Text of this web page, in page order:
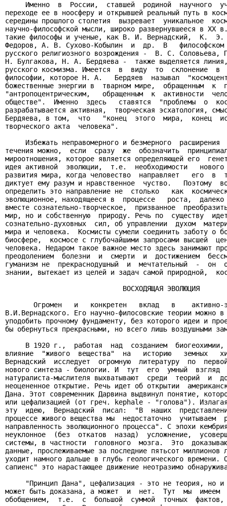
Именно  в  России,  ставшей  родиной  научного
переходе ее в ноосферу и открывшей реальный путь в
середины прошлого столетия  вызревает  уникальное
научно-философской мысли, широко развернувшееся в
такие философы и ученые, как В. И. Вернадский,  К.
Федоров, А. В. Сухово-Кобылин  и  др.  В   философском
русского религиозного возрождения -  В. С.
Н. Булгакова, Н. А. Бердяева -  также выделяется
русского космизма. Имеется  в  виду  то  склонение  в
философии, которое Н. А.   Бердяев  называл
божественные энергии в  тварном мире,  обращенным  к
"антропоцентрическим,   обращенным  к  активности
обществе".  Именно  здесь   ставятся  "проблемы  о
разрабатывается активная,  творческая эсхатология,
Бердяева, в том,  что   "конец  этого  мира,  конец
творческого акта  человека".
Избежать неправомерного и безмерного  расширения
течения можно,  если  сразу  же  обозначить
мироотношения, которое является определяющей его
идея активной  эволюции,  т.е.  необходимости   нового
развития мира, когда человество  направляет   его  в
диктует ему разум и нравственное  чуство.   Поэтому
определить это направление не  столько   как
эволюционное, находящееся в  процессе   роста,
вместе сознательно-творческое,  призванное
мир, но и собственную  природу. Речь по  существу
сознательно-духовных  сил, об управлении  духом
мира и человека.  Космисты сумели соединить заботу о
биосфере,  космосе с глубочайшими запросами высшей
человека. Недаром такое важное место здесь занимают
преодолением  болезни  и  смерти  и  достижением
гуманизм не  прекраснодушный  и  мечтательный  -  он
знании, вытекает из целей и задач самой природной,
                             ВОСХОДЯЩАЯ ЭВОЛЮЦИЯ
Огромен   и   конкретен   вклад   в
В.И.Вернадского. Его научно-филосовские теории можно
уподобить прочному фундаменту, без которого идеи и
бы обернуться прекрасными, но всего лишь воздушными
В 1920 г.,  работая  над  созданием
влияние  "живого  вещества"  на   историю   земных
Вернадский  исследует  огромную  литературу  по
нового синтеза - биологии. И  тут  его  умный  взгляд
натуралиста-мыслителя выхватывают  среди  теорий  и
неоцененное открытие. Речь идет об открытии
Дана. Этот современник Дарвина выдвинул понятие,
или цефализацией (от греч. kephale - "голова").
эту  идею,  Вернадский  писал:  "В  наших
процессе живого вещества мы  недостаточно  учитываем
направленность эволюционного процесса". С эпохи
неуклонное  (без  откатов  назад)  усложнение,
системы, в частности  головного  мозга.  Это
данные, прослеживаемые за последние пятьсот
уходит намного дальше в глубь геологического
сапиенс" это нарастающее движение неотразимо
"Принцип Дана", цефализация - это не теория, но
может быть доказана, а может  и  нет.  Тут  мы  имеем
обобщением,  т.е.  с  большой  суммой  точных  фактов,